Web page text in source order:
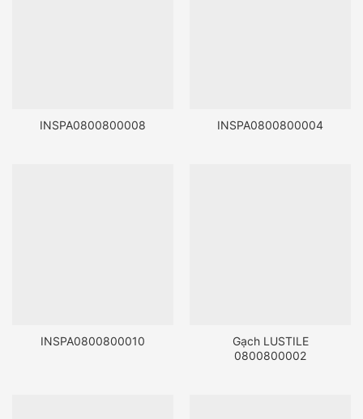
INSPA0800800008 INSPA0800800004
INSPA0800800010
Gạch LUSTILE
0800800002